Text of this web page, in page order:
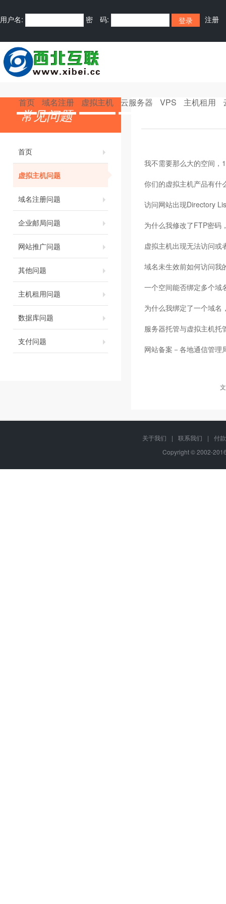
用户名: 密 码: 注册
首页 域名注册 虚拟主机 云服务器 VPS 主机租用
常见问题
首页
虚拟主机问题
域名注册问题
企业邮局问题
网站推广问题
其他问题
主机租用问题
数据库问题
支付问题
我不需要那么大的空间，
你们的虚拟主机产品有什
访问网站出现Directory
为什么我修改了FTP密码
虚拟主机出现无法访问或
域名未生效前如何访问我
一个空间能否绑定多个域
为什么我绑定了一个域名
服务器托管与虚拟主机托
网站备案－各地通信管理
关于我们 | 联系我们 |
付
Copyright © 2002-